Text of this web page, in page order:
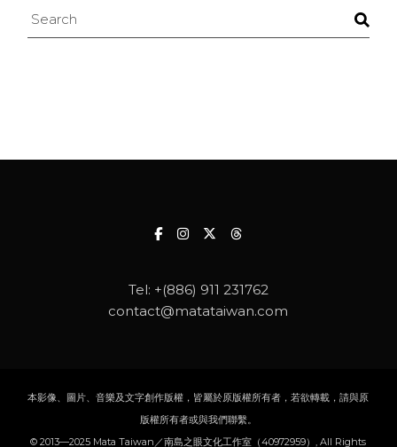
Search
Tel: +(886) 911 231762
contact@matataiwan.com
本影像、圖片、音樂及文字創作版權，皆屬於原版權所有者，若欲轉載，請與原
版權所有者或與我們聯繫。
© 2013—2025 Mata Taiwan／南島之眼文化工作室（40972959）, All Rights